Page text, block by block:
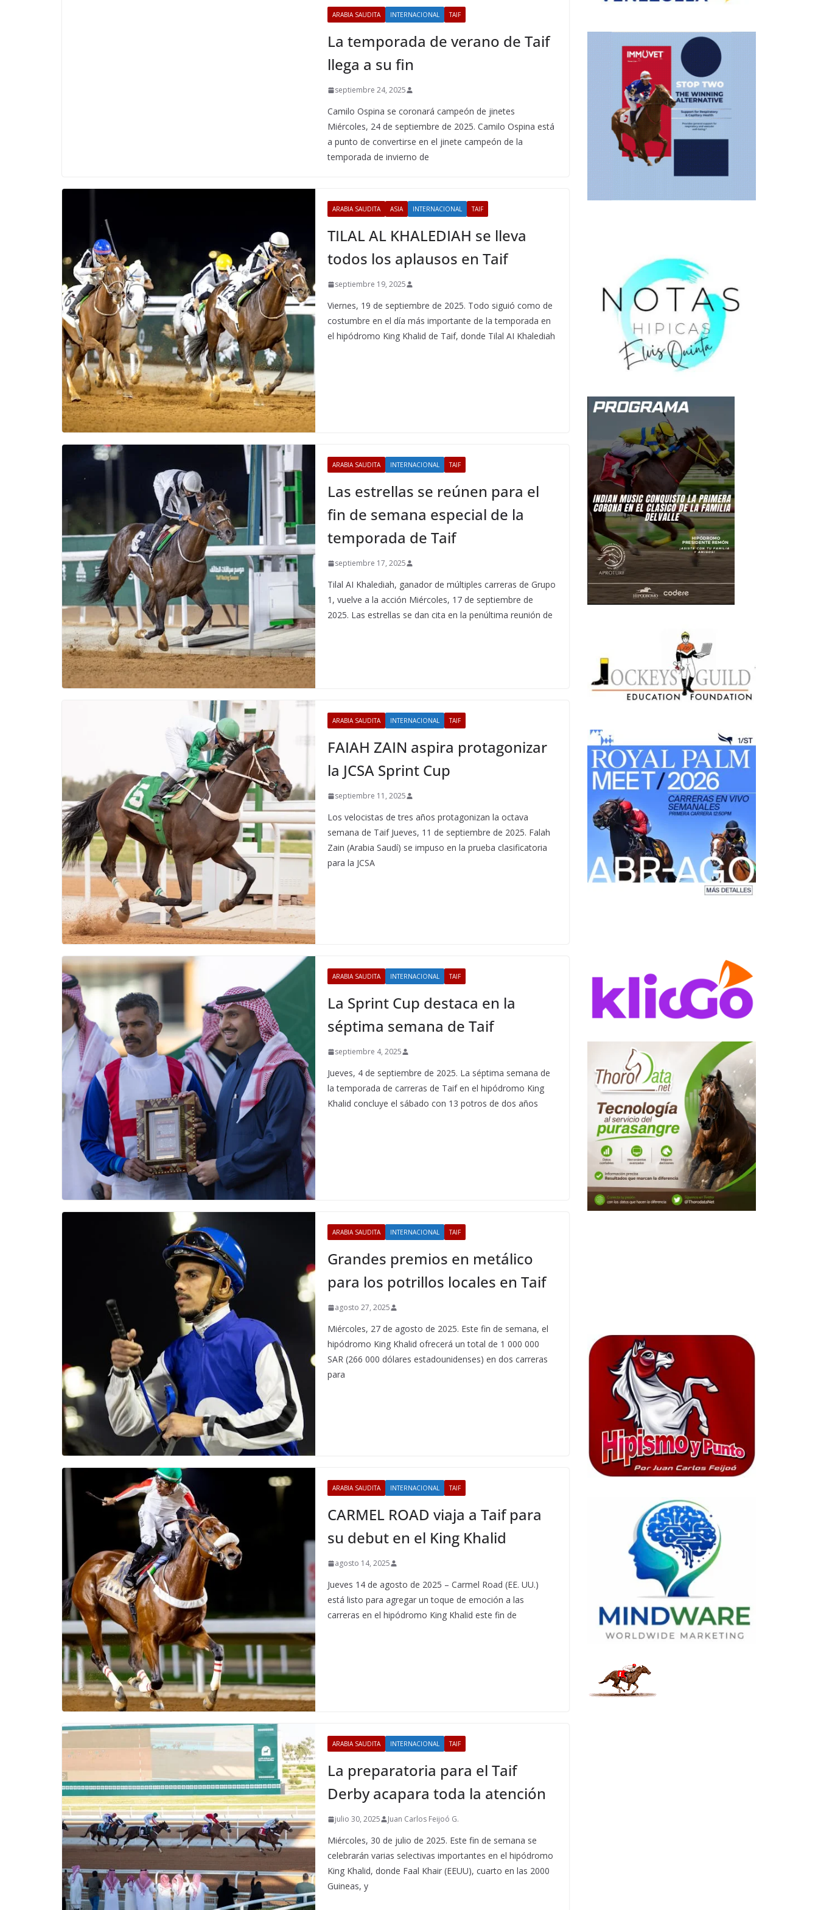
ARABIA SAUDITA INTERNACIONAL TAIF
La temporada de verano de Taif
llega a su fin
septiembre 24, 2025
Camilo Ospina se coronará campeón de jinetes
Miércoles, 24 de septiembre de 2025. Camilo Ospina está
a punto de convertirse en el jinete campeón de la
temporada de invierno de
ARABIA SAUDITA ASIA INTERNACIONAL TAIF
TILAL AL KHALEDIAH se lleva
todos los aplausos en Taif
septiembre 19, 2025
Viernes, 19 de septiembre de 2025. Todo siguió como de
costumbre en el día más importante de la temporada en
el hipódromo King Khalid de Taif, donde Tilal AI Khalediah
ARABIA SAUDITA INTERNACIONAL TAIF
Las estrellas se reúnen para el
fin de semana especial de la
temporada de Taif
septiembre 17, 2025
Tilal AI Khalediah, ganador de múltiples carreras de Grupo
1, vuelve a la acción Miércoles, 17 de septiembre de
2025. Las estrellas se dan cita en la penúltima reunión de
ARABIA SAUDITA INTERNACIONAL TAIF
FAIAH ZAIN aspira protagonizar
la JCSA Sprint Cup
septiembre 11, 2025
Los velocistas de tres años protagonizan la octava
semana de Taif Jueves, 11 de septiembre de 2025. Falah
Zain (Arabia Saudí) se impuso en la prueba clasificatoria
para la JCSA
ARABIA SAUDITA INTERNACIONAL TAIF
La Sprint Cup destaca en la
séptima semana de Taif
septiembre 4, 2025
Jueves, 4 de septiembre de 2025. La séptima semana de
la temporada de carreras de Taif en el hipódromo King
Khalid concluye el sábado con 13 potros de dos años
ARABIA SAUDITA INTERNACIONAL TAIF
Grandes premios en metálico
para los potrillos locales en Taif
agosto 27, 2025
Miércoles, 27 de agosto de 2025. Este fin de semana, el
hipódromo King Khalid ofrecerá un total de 1 000 000
SAR (266 000 dólares estadounidenses) en dos carreras
para
ARABIA SAUDITA INTERNACIONAL TAIF
CARMEL ROAD viaja a Taif para
su debut en el King Khalid
agosto 14, 2025
Jueves 14 de agosto de 2025 – Carmel Road (EE. UU.)
está listo para agregar un toque de emoción a las
carreras en el hipódromo King Khalid este fin de
ARABIA SAUDITA INTERNACIONAL TAIF
La preparatoria para el Taif
Derby acapara toda la atención
julio 30, 2025 Juan Carlos Feijoó G.
Miércoles, 30 de julio de 2025. Este fin de semana se
celebrarán varias selectivas importantes en el hipódromo
King Khalid, donde Faal Khair (EEUU), cuarto en las 2000
Guineas, y